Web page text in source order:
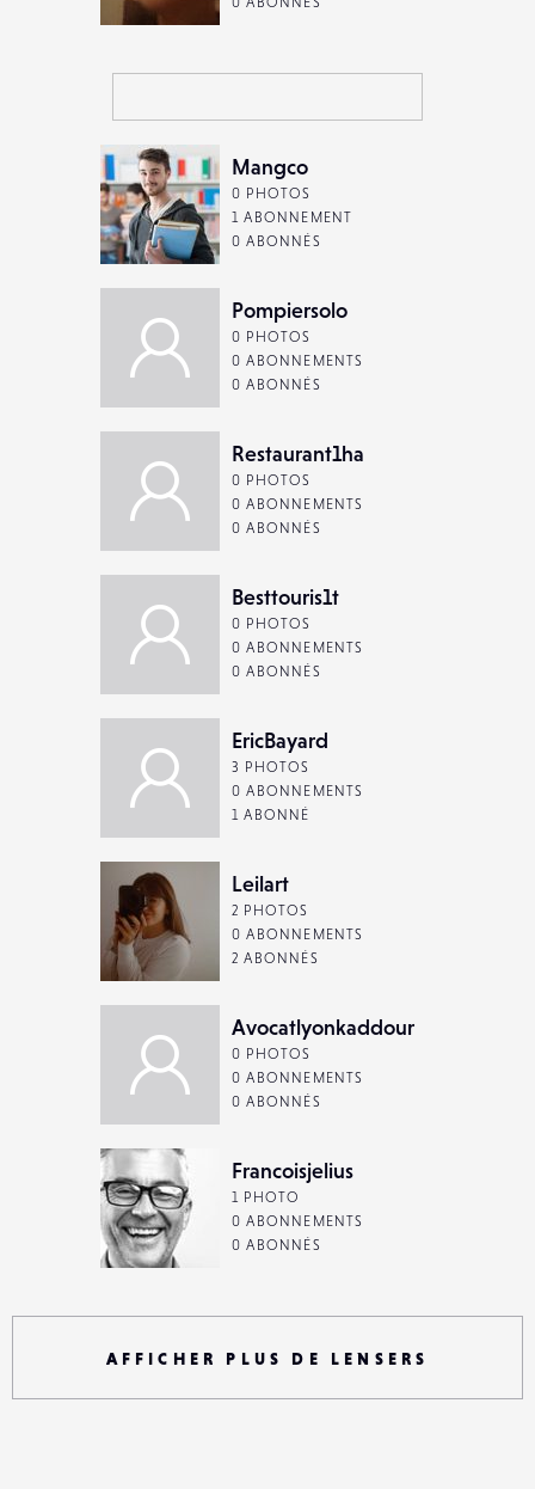
Mangco
0 PHOTOS
1 ABONNEMENT
0 ABONNÉS
Pompiersolo
0 PHOTOS
0 ABONNEMENTS
0 ABONNÉS
Restaurant1ha
0 PHOTOS
0 ABONNEMENTS
0 ABONNÉS
Besttouris1t
0 PHOTOS
0 ABONNEMENTS
0 ABONNÉS
EricBayard
3 PHOTOS
0 ABONNEMENTS
1 ABONNÉ
Leilart
2 PHOTOS
0 ABONNEMENTS
2 ABONNÉS
Avocatlyonkaddour
0 PHOTOS
0 ABONNEMENTS
0 ABONNÉS
Francoisjelius
1 PHOTO
0 ABONNEMENTS
0 ABONNÉS
AFFICHER PLUS DE LENSERS